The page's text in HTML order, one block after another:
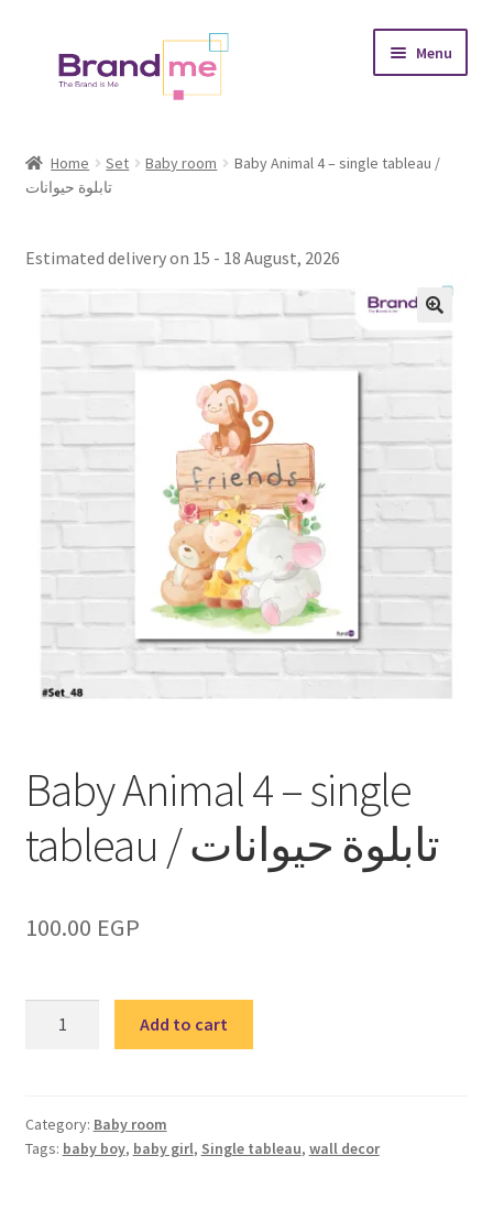
Menu
child
Coasters
Occasions
menu
Expand
Theme
child
menu
Fruiquet
Home Set Baby room
Baby Animal 4 – single tableau /
تابلوة حيوانات
Estimated delivery on 15 - 18 August, 2026
Baby Animal 4 – single
tableau / تابلوة حيوانات
100.00 EGP
single
tableau
Add to cart
Category: Baby room
Tags: baby boy, baby girl, Single tableau, wall decor